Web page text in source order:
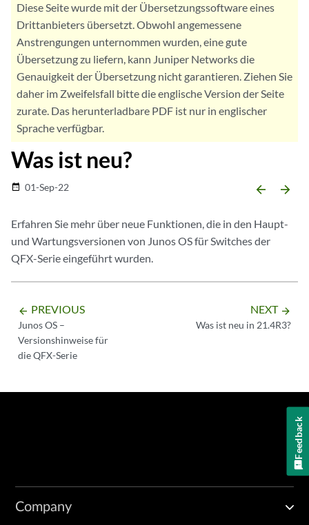
Diese Seite wurde mit der Übersetzungssoftware eines
Drittanbieters übersetzt. Obwohl angemessene
Anstrengungen unternommen wurden, eine gute
Übersetzung zu liefern, kann Juniper Networks die
Genauigkeit der Übersetzung nicht garantieren. Ziehen Sie
daher im Zweifelsfall bitte die englische Version der Seite
zurate. Das herunterladbare PDF ist nur in englischer
Sprache verfügbar.
Was ist neu?
date_range 01-Sep-22 arrow_backward arrow_forward
Erfahren Sie mehr über neue Funktionen, die in den Haupt-
und Wartungsversionen von Junos OS für Switches der
QFX-Serie eingeführt wurden.
arrow_backward PREVIOUS
Junos OS –
Versionshinweise für
die QFX-Serie
NEXT arrow_forward
Was ist neu in 21.4R3?
Company
Feedback